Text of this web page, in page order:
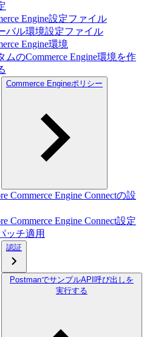
Engine設定ファイル
バル環境設定ファイル
Engine環境
ムのCommerce Engine環境を作
Commerce Engineポリシー
Commerce Engine Connectの設
Commerce Engine Connect設定
ッチ適用
認証
PostmanでサンプルAPI呼び出しを
実行する